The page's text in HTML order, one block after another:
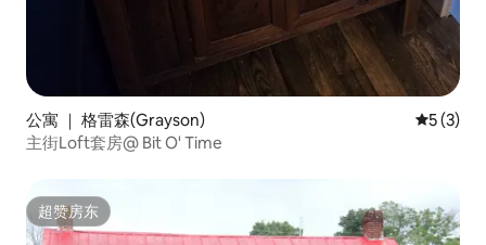
公寓 ｜ 格雷森(Grayson) 平均评分
5 (3)
主街Loft套房@ Bit O' Time
超赞房东
超赞房东